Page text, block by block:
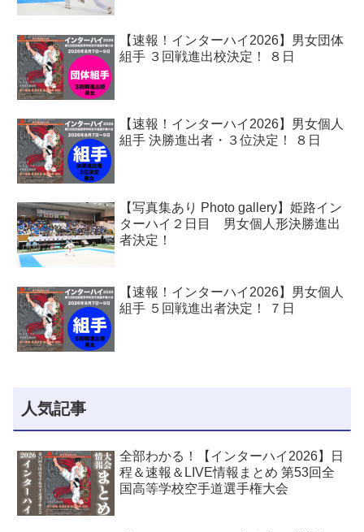
【速報！インターハイ2026】男女団体
組手 ３回戦進出校決定！ ８日
【速報！インターハイ2026】男女個人
組手 決勝進出者・３位決定！ ８日
【写真集あり Photo gallery】姫路イン
ターハイ２日目 男女個人形決勝進出
者決定！
【速報！インターハイ2026】男女個人
組手 ５回戦進出者決定！ ７日
人気記事
全部わかる！【インターハイ2026】日
程＆速報＆LIVE情報まとめ 第53回全
国高等学校空手道選手権大会